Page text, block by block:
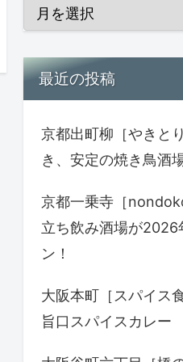
最近の投稿
京都出町柳［やきと
き、安定の焼き鳥酒
京都一乗寺［
立ち飲み酒場が
ン！
大阪本町［スパイス
旨口スパイスカレー